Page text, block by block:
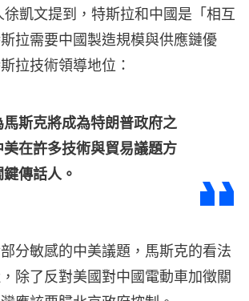
凱文提到，特斯拉和中國是「相互
拉需要中國製造規模與供應鏈優
拉技術領導地位：
馬斯克將成為特朗普政府之
美在許多技術與貿易議題方
傳話人。
分敏感的中美議題，馬斯克的看法
除了反對美國對中國電動車加徵關